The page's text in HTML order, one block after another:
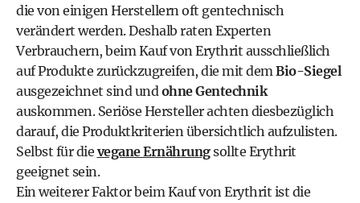
die von einigen Herstellern oft gentechnisch
verändert werden. Deshalb raten Experten
Verbrauchern, beim Kauf von Erythrit ausschließlich
auf Produkte zurückzugreifen, die mit demBio-Siegel
ausgezeichnet sind undohne Gentechnik
auskommen. Seriöse Hersteller achten diesbezüglich
darauf, die Produktkriterien übersichtlich aufzulisten.
Selbst für die vegane Ernährungsollte Erythrit
geeignet sein.
Ein weiterer Faktor beim Kauf von Erythrit ist die